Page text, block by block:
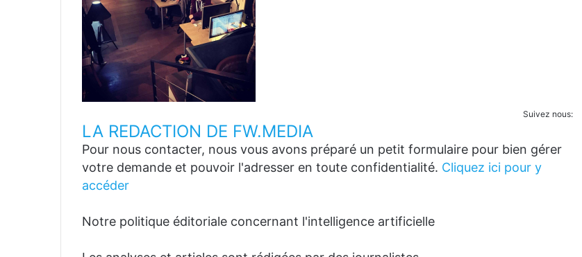
Suivez nous:
LA REDACTION DE FW.MEDIA
Pour nous contacter, nous vous avons préparé un petit formulaire pour bien gérer
votre demande et pouvoir l'adresser en toute confidentialité. Cliquez ici pour y
accéder
Notre politique éditoriale concernant l'intelligence artificielle